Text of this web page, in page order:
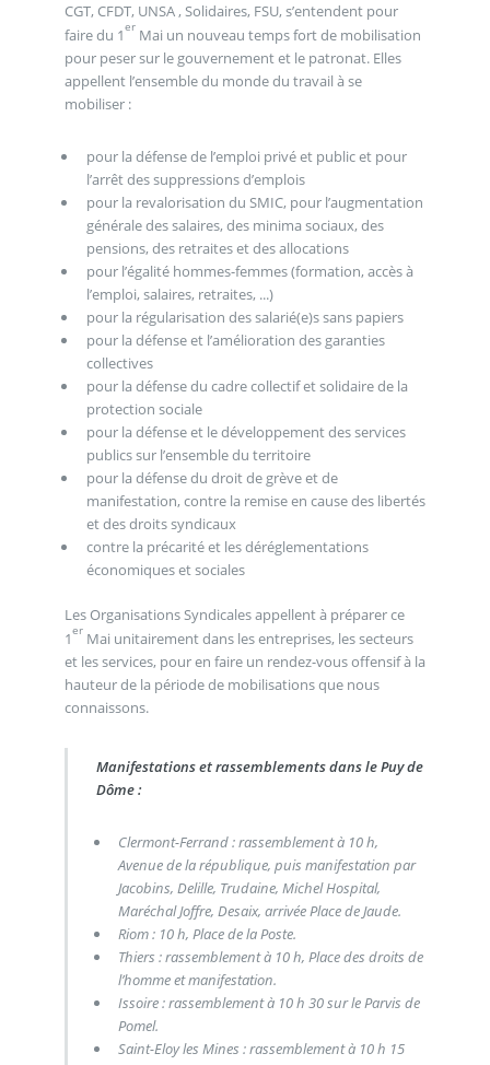
CGT, CFDT, UNSA , Solidaires, FSU, s’entendent pour
faire du 1er Mai un nouveau temps fort de mobilisation
pour peser sur le gouvernement et le patronat. Elles
appellent l’ensemble du monde du travail à se
mobiliser :
pour la défense de l’emploi privé et public et pour
l’arrêt des suppressions d’emplois
pour la revalorisation du SMIC, pour l’augmentation
générale des salaires, des minima sociaux, des
pensions, des retraites et des allocations
pour l’égalité hommes-femmes (formation, accès à
l’emploi, salaires, retraites, ...)
pour la régularisation des salarié(e)s sans papiers
pour la défense et l’amélioration des garanties
collectives
pour la défense du cadre collectif et solidaire de la
protection sociale
pour la défense et le développement des services
publics sur l’ensemble du territoire
pour la défense du droit de grève et de
manifestation, contre la remise en cause des libertés
et des droits syndicaux
contre la précarité et les déréglementations
économiques et sociales
Les Organisations Syndicales appellent à préparer ce
1er Mai unitairement dans les entreprises, les secteurs
et les services, pour en faire un rendez-vous offensif à la
hauteur de la période de mobilisations que nous
connaissons.
Manifestations et rassemblements dans le Puy de
Dôme :
Clermont-Ferrand : rassemblement à 10 h,
Avenue de la république, puis manifestation par
Jacobins, Delille, Trudaine, Michel Hospital,
Maréchal Joffre, Desaix, arrivée Place de Jaude.
Riom : 10 h, Place de la Poste.
Thiers : rassemblement à 10 h, Place des droits de
l’homme et manifestation.
Issoire : rassemblement à 10 h 30 sur le Parvis de
Pomel.
Saint-Eloy les Mines : rassemblement à 10 h 15